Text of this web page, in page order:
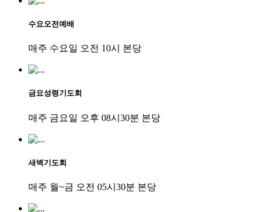
수요오전예배
매주 수요일 오전 10시 본당
금요성령기도회
매주 금요일 오후 08시30분 본당
새벽기도회
매주 월~금 오전 05시30분 본당